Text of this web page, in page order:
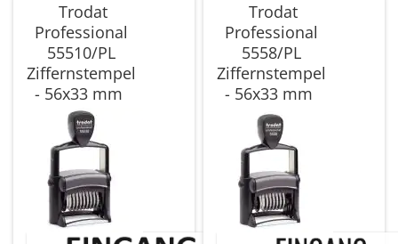
Trodat
Professional
55510/PL
Ziffernstempel
- 56x33 mm
Trodat
Professional
5558/PL
Ziffernstempel
- 56x33 mm